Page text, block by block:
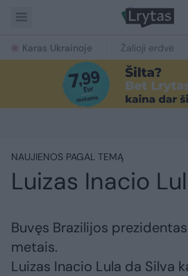
Karas Ukrainoje Žalioji erdvė
NAUJIENOS PAGAL TEMĄ
Luizas Inacio
Buvęs Brazilijos
metais.
Luizas Inacio Lula da Silva